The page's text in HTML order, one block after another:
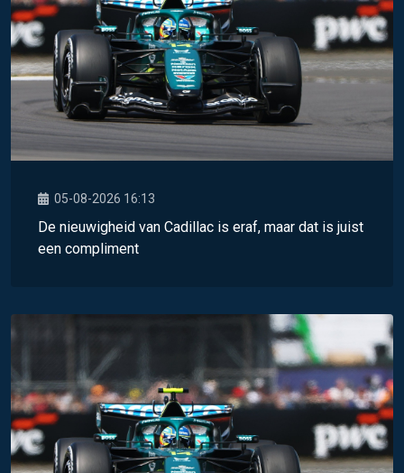
05-08-2026 16:13
De nieuwigheid van Cadillac is eraf, maar dat is juist
een compliment